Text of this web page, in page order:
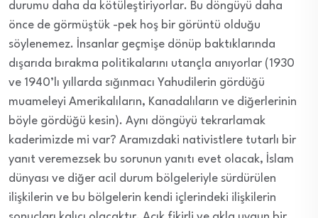
durumu daha da kötüleştiriyorlar. Bu döngüyü daha
önce de görmüştük -pek hoş bir görüntü olduğu
söylenemez. İnsanlar geçmişe dönüp baktıklarında
dışarıda bırakma politikalarını utançla anıyorlar (1930
ve 1940’lı yıllarda sığınmacı Yahudilerin gördüğü
muameleyi Amerikalıların, Kanadalıların ve diğerlerinin
böyle gördüğü kesin). Aynı döngüyü tekrarlamak
kaderimizde mi var? Aramızdaki nativistlere tutarlı bir
yanıt veremezsek bu sorunun yanıtı evet olacak, İslam
dünyası ve diğer acil durum bölgeleriyle sürdürülen
ilişkilerin ve bu bölgelerin kendi içlerindeki ilişkilerin